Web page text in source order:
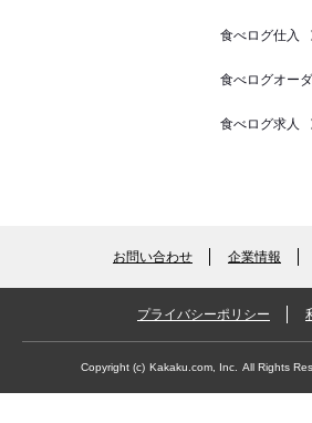
食べログ仕入
食べログオー
食べログ求人
お問い合わせ 企業情報
プライバシーポリシー
Copyright (c) Kakaku.com, Inc. All Rights